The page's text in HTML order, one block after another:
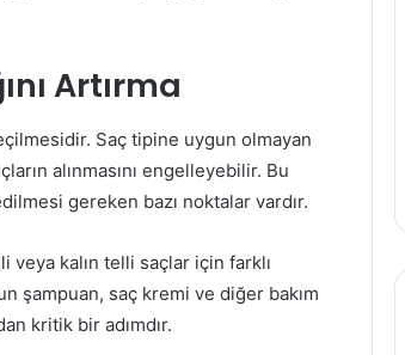
Artırma
Saç tipine uygun olmayan
alınmasını engelleyebilir. Bu
gereken bazı noktalar vardır.
kalın telli saçlar için farklı
şampuan, saç kremi ve diğer bakım
kritik bir adımdır.